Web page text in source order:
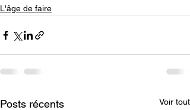
L'âge de faire
Posts récents Voir tout